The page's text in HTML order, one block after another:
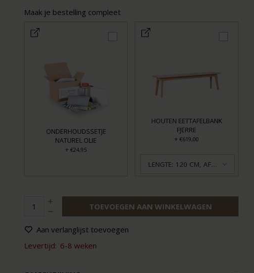
Maak je bestelling compleet
ONDERHOUDSSETJE
NATUREL OLIE
+ €24,95
HOUTEN EETTAFELBANK
FJERRE
+ €619,00
LENGTE: 120 CM, AFWERKING: GEOLIED
TOEVOEGEN AAN WINKELWAGEN
Aan verlanglijst toevoegen
Levertijd: 6-8 weken